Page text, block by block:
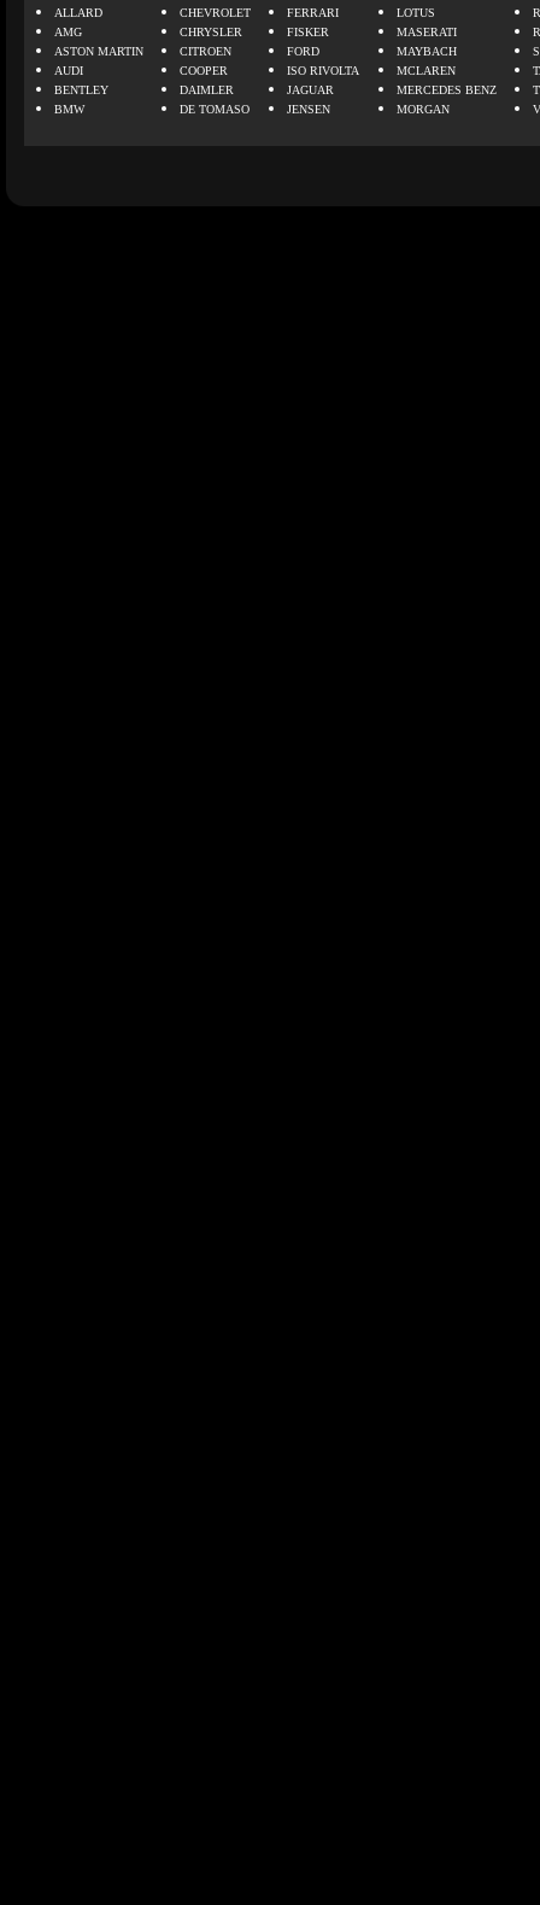
ALLARD
AMG
ASTON MARTIN
AUDI
BENTLEY
BMW
CHEVROLET
CHRYSLER
CITROEN
COOPER
DAIMLER
DE TOMASO
FERRARI
FISKER
FORD
ISO RIVOLTA
JAGUAR
JENSEN
LOTUS
MASERATI
MAYBACH
MCLAREN
MERCEDES BENZ
MORGAN